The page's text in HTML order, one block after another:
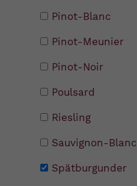
Pinot-Blanc
Pinot-Meunier
Pinot-Noir
Poulsard
Riesling
Sauvignon-Blanc
Spätburgunder